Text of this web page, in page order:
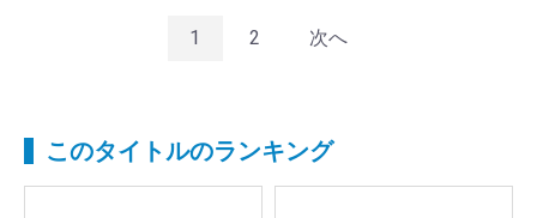
1 2 次へ
このタイトルのランキング